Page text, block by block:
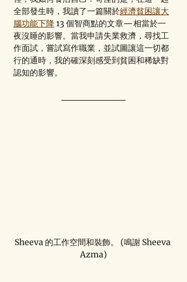
全部發生時，我讀了一篇關於經濟貧困讓大
腦功能下降 13 個智商點的文章—相當於一
夜沒睡的影響。當我申請失業救濟，尋找工
作面試，嘗試寫作職業，並試圖讓這一切都
行的通時，我的確深刻感受到貧困和稀缺對
認知的影響。
Sheeva 的工作空間和裝飾。 (鳴謝 Sheeva
Azma)